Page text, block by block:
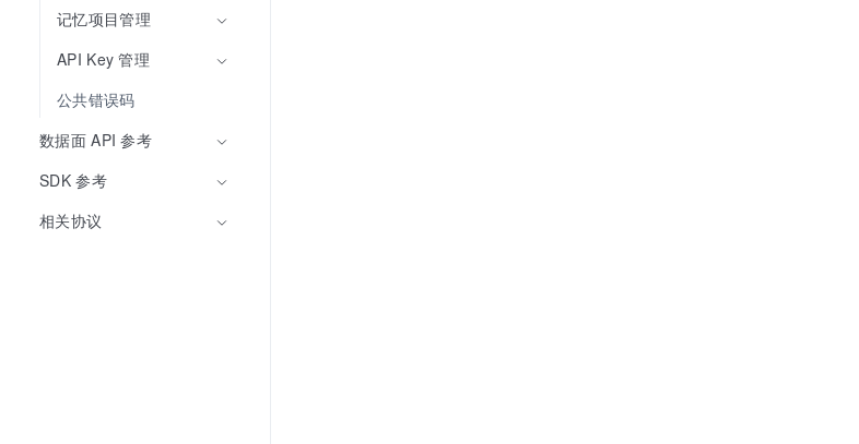
记忆项目管理
API Key 管理
公共错误码
数据面 API 参考
SDK 参考
相关协议